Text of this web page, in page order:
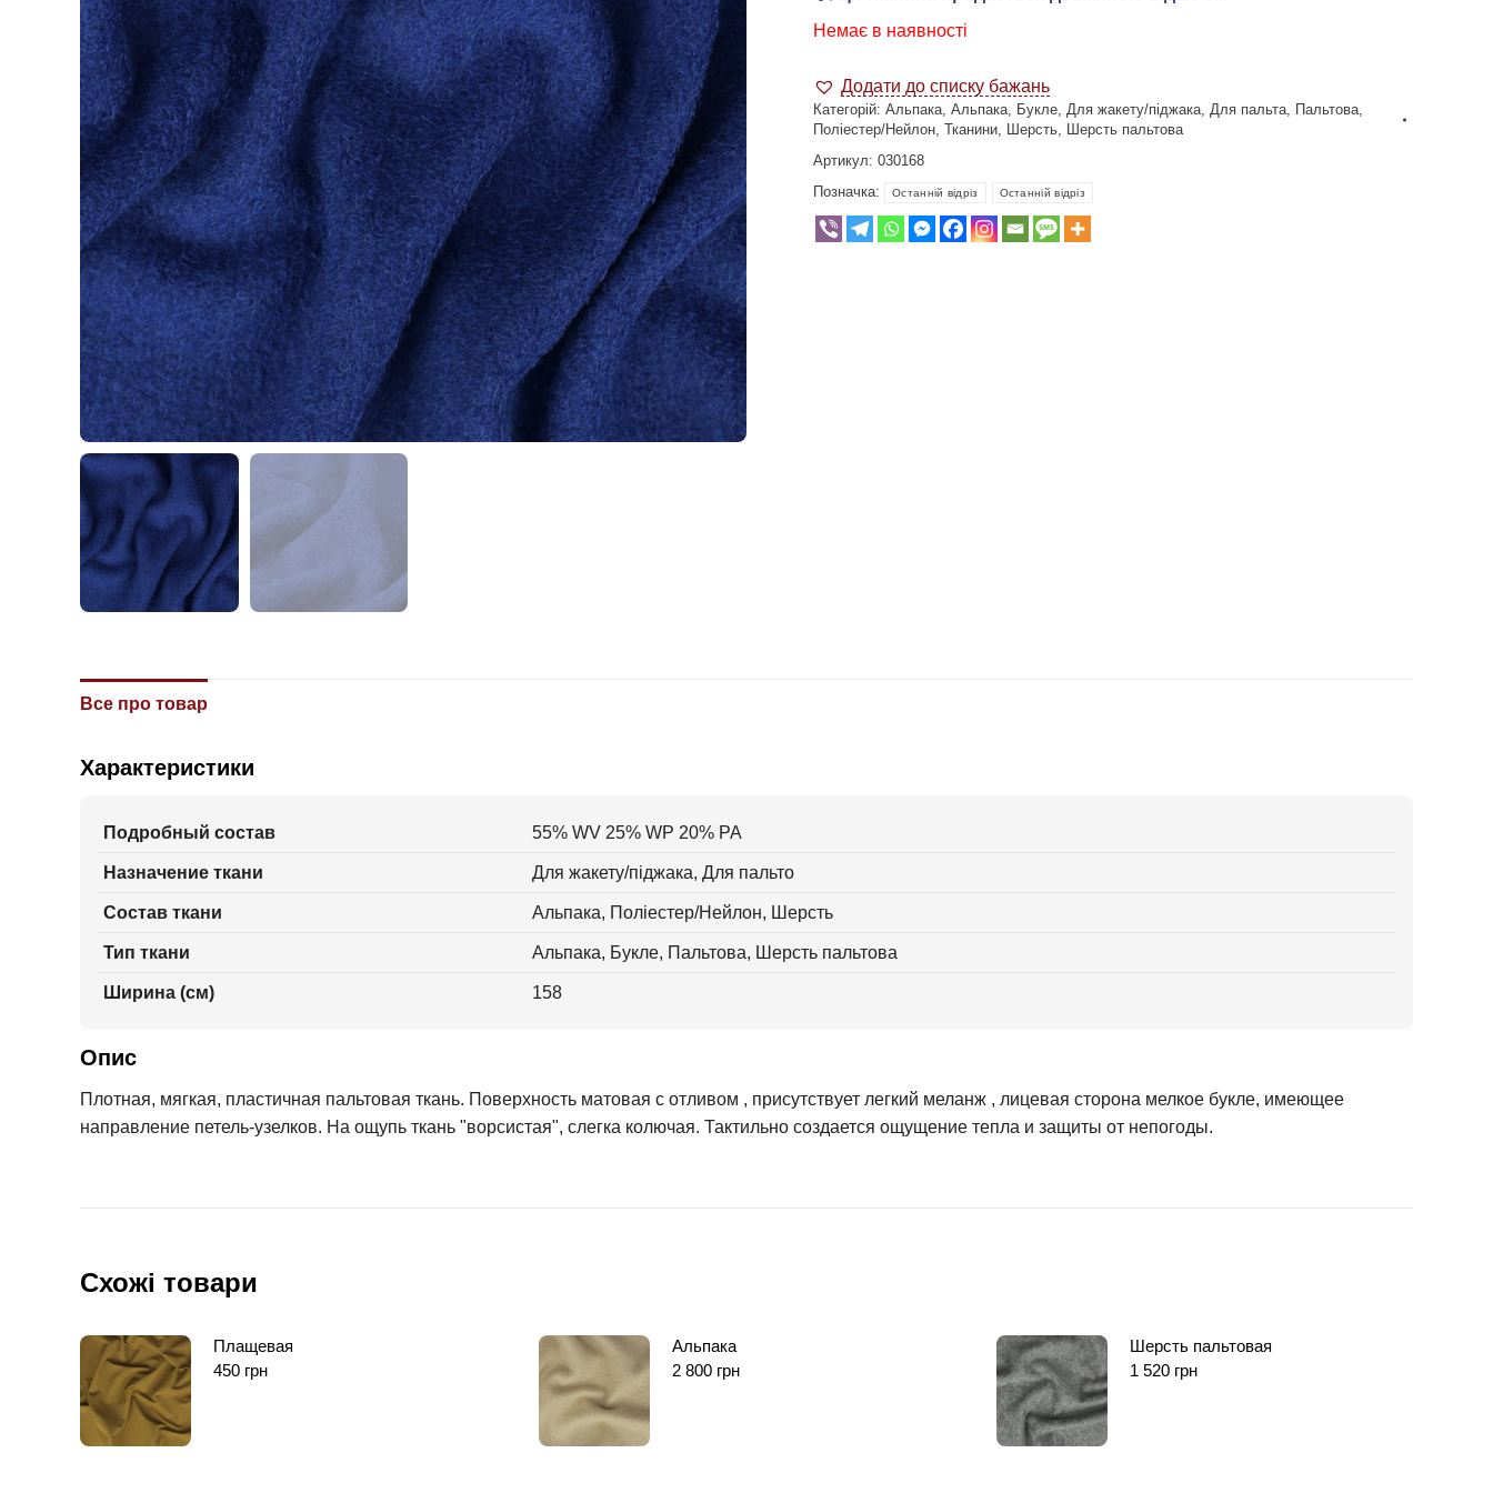
Немає в наявності
Додати до списку бажань
Категорій: Альпака, Альпака, Букле, Для жакету/піджака, Для пальта, Пальтова,
Поліестер/Нейлон, Тканини, Шерсть, Шерсть пальтова
Артикул: 030168
Позначка:
Останній відріз Останній відріз
Все про товар
Характеристики
Подробный состав 55% WV 25% WP 20% PA
Назначение ткани Для жакету/піджака, Для пальто
Состав ткани Альпака, Поліестер/Нейлон, Шерсть
Тип ткани Альпака, Букле, Пальтова, Шерсть пальтова
Ширина (см) 158
Опис
Плотная, мягкая, пластичная пальтовая ткань. Поверхность матовая с отливом , присутствует легкий меланж , лицевая сторона мелкое букле, имеющее
направление петель-узелков. На ощупь ткань "ворсистая", слегка колючая. Тактильно создается ощущение тепла и защиты от непогоды.
Схожі товари
Плащевая
450 грн
Альпака
2 800 грн
Шерсть пальтовая
1 520 грн